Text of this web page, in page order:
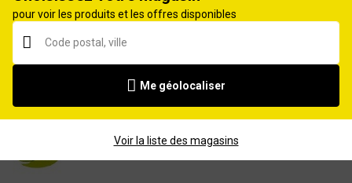
pour voir les produits et les offres disponibles
Me géolocaliser
Voir la liste des magasins